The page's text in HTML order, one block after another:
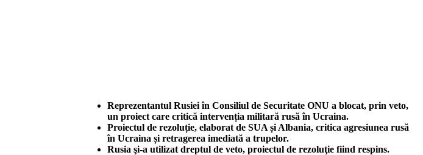
Reprezentantul Rusiei în Consiliul de Securitate ONU a blocat, prin veto,
un proiect care critică intervenția militară rusă în Ucraina.
Proiectul de rezoluție, elaborat de SUA și Albania, critica agresiunea rusă
în Ucraina și retragerea imediată a trupelor.
Rusia şi-a utilizat dreptul de veto, proiectul de rezoluţie fiind respins.